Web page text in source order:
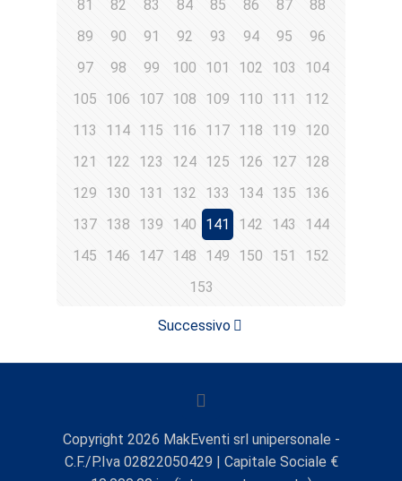
81
82 83 84 85 86 87
88
89
90 91 92 93 94 95
96
97
98 99 100 101 102 103
104
105
106 107 108 109 110 111
112
113
114 115 116 117 118 119
120
121
122 123 124 125 126 127 128
129
130 131 132 133 134 135
136
137 138 139 140 141 142 143
144
145
146 147 148 149 150 151
152
153
Successivo
Copyright 2026 MakEventi srl unipersonale -
C.F./P.Iva 02822050429 | Capitale Sociale €